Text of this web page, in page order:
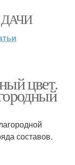
цвет.
составов.